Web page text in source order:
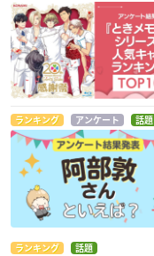
ランキング アンケート 話題
ランキング 話題